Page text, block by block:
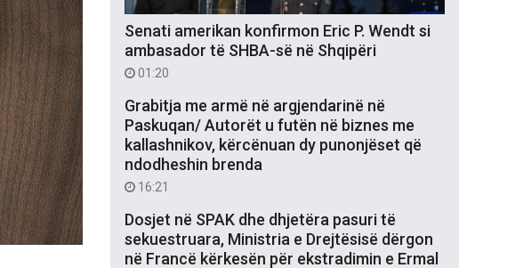
Senati amerikan konfirmon Eric P. Wendt si
ambasador të SHBA-së në Shqipëri
01:20
Grabitja me armë në argjendarinë në
Paskuqan/ Autorët u futën në biznes me
kallashnikov, kërcënuan dy punonjëset që
ndodheshin brenda
16:21
Dosjet në SPAK dhe dhjetëra pasuri të
sekuestruara, Ministria e Drejtësisë dërgon
në Francë kërkesën për ekstradimin e Ermal